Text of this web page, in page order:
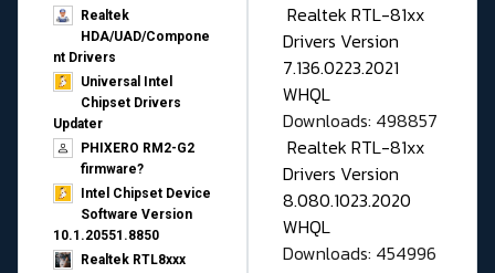
Realtek
HDA/UAD/Compone
nt Drivers
Universal Intel
Chipset Drivers
Updater​
PHIXERO RM2-G2
firmware?
Intel Chipset Device
Software Version
10.1.20551.8850
Realtek RTL8xxx
Realtek RTL-81xx
Drivers Version
7.136.0223.2021
WHQL
Downloads: 498857
Realtek RTL-81xx
Drivers Version
8.080.1023.2020
WHQL
Downloads: 454996